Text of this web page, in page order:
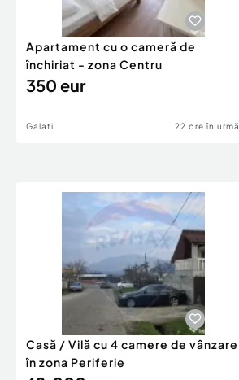
Apartament cu o cameră de
închiriat - zona Centru
350 eur
Galati 22 ore în urmă
Casă / Vilă cu 4 camere de vânzare
în zona Periferie